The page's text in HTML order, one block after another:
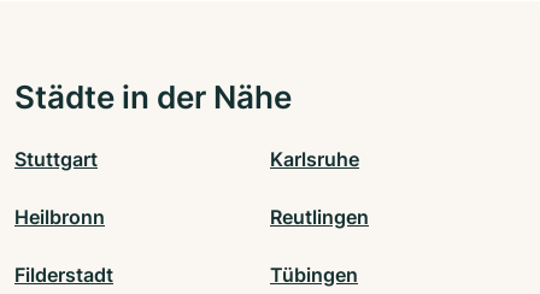
Städte in der Nähe
Stuttgart Karlsruhe
Heilbronn Reutlingen
Filderstadt Tübingen